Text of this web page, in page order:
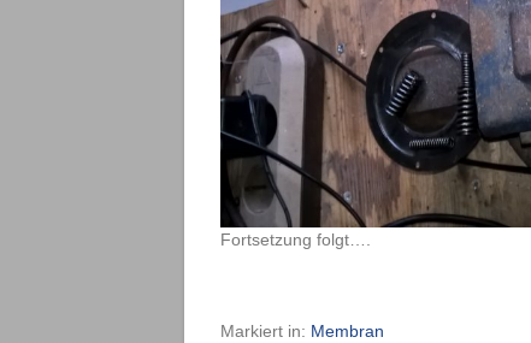
Fortsetzung folgt….
Markiert in: Membran